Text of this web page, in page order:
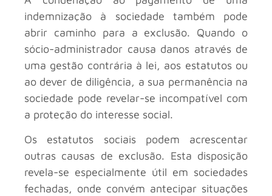
indemnização à sociedade também pode
abrir caminho para a exclusão. Quando o
sócio-administrador causa danos através de
uma gestão contrária à lei, aos estatutos ou
ao dever de diligência, a sua permanência na
sociedade pode revelar-se incompatível com
a proteção do interesse social.
Os estatutos sociais podem acrescentar
outras causas de exclusão. Esta disposição
revela-se especialmente útil em sociedades
fechadas, onde convém antecipar situações